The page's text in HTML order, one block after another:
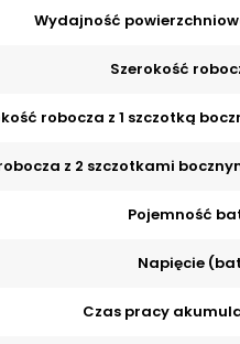
Wydajność
Szerokość
robocza z 1 szczotką
z 2 szczotkami
Pojemność
Napięcie
Czas pracy